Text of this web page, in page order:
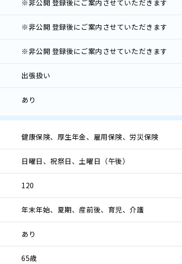
※非公開 登録後にご案内させていただきます
※非公開 登録後にご案内させていただきます
※非公開 登録後にご案内させていただきます
出張扱い
あり
健康保険、厚生年金、雇用保険、労災保険
日曜日、祝祭日、土曜日（午後）
120
年末年始、夏期、産前後、育児、介護
あり
65歳